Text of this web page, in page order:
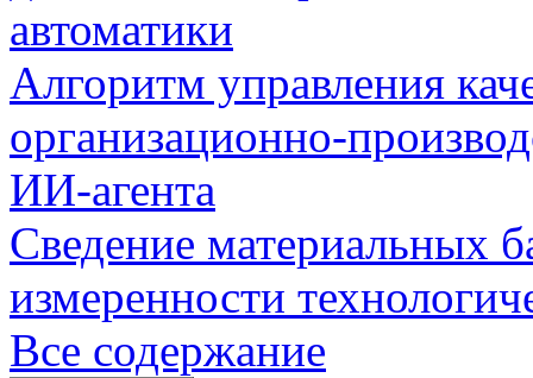
автоматики
Алгоритм управления
организационно-
ИИ-агента
Сведение материальных
измеренности
Все содержание